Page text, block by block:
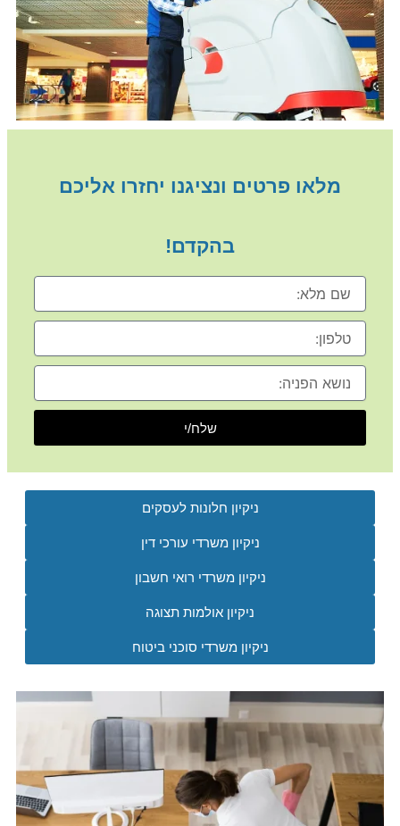
מלאו פרטים ונציגנו יחזרו אליכם
בהקדם!
שם
מלא
טלפון
נושא
הפניה
שלח/י
ניקיון חלונות לעסקים
ניקיון משרדי עורכי דין
ניקיון משרדי רואי חשבון
ניקיון אולמות תצוגה
ניקיון משרדי סוכני ביטוח